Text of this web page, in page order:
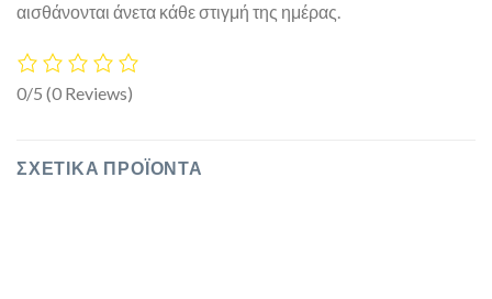
αισθάνονται άνετα κάθε στιγμή της ημέρας.
0/5 (0 Reviews)
ΣΧΕΤΙΚΆ ΠΡΟΪΌΝΤΑ